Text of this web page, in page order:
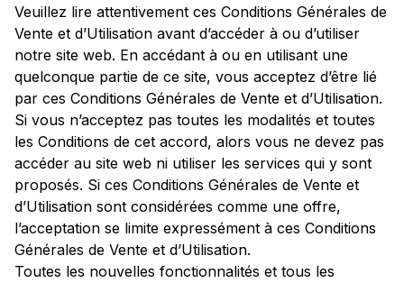
Veuillez lire attentivement ces Conditions Générales de
Vente et d’Utilisation avant d’accéder à ou d’utiliser
notre site web. En accédant à ou en utilisant une
quelconque partie de ce site, vous acceptez d’être lié
par ces Conditions Générales de Vente et d’Utilisation.
Si vous n’acceptez pas toutes les modalités et toutes
les Conditions de cet accord, alors vous ne devez pas
accéder au site web ni utiliser les services qui y sont
proposés. Si ces Conditions Générales de Vente et
d’Utilisation sont considérées comme une offre,
l’acceptation se limite expressément à ces Conditions
Générales de Vente et d’Utilisation.
Toutes les nouvelles fonctionnalités et tous les